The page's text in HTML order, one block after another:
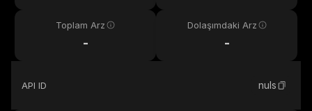
Toplam Arz
-
Dolaşımdaki Arz
-
API ID nuls